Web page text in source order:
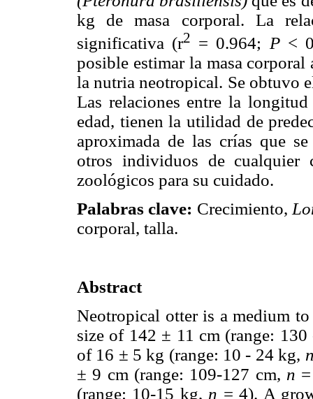
kg de masa corporal. La
significativa (r2 = 0.964; P<
posible estimar la masa
la nutria neotropical. Se obtuvo
Las relaciones entre la
edad, tienen la utilidad de
aproximada de las crías que
otros individuos de cualquier
zoológicos para su cuidado.
Palabras clave: Crecimiento,
corporal, talla.
Abstract
Neotropical otter is a medium to
size of 142 ± 11 cm (range:
of 16 ± 5 kg (range: 10 - 24 kg,
± 9 cm (range: 109-127 cm, n
(range: 10-15 kg, n = 4). A